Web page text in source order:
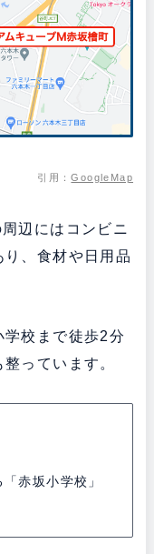
引用：GoogleMap
辺にはコンビニ
、食材や日用品
学校まで徒歩2分
っています。
赤坂小学校」